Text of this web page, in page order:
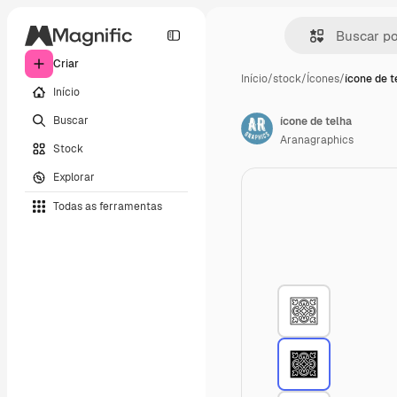
Criar
Início
Buscar
Stock
Explorar
Todas as ferramentas
Início/stock/Ícones/ícone de
ícone de telha
Aranagraphics